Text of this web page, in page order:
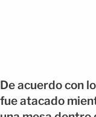
De acuerdo con
fue atacado